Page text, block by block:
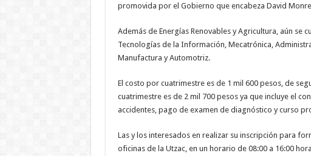
promovida por el Gobierno que encabeza David
Además de Energías Renovables y Agricultura, aún se
Tecnologías de la Información, Mecatrónica,
Manufactura y Automotriz.
El costo por cuatrimestre es de 1 mil 600 pesos, de
cuatrimestre es de 2 mil 700 pesos ya que incluye el
accidentes, pago de examen de diagnóstico y curso
Las y los interesados en realizar su inscripción para
oficinas de la Utzac, en un horario de 08:00 a 16:00